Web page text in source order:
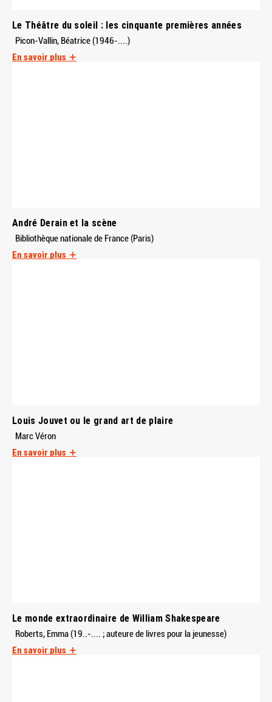
Le Théâtre du soleil : les cinquante premières années
Picon-Vallin, Béatrice (1946-....)
En savoir plus
André Derain et la scène
Bibliothèque nationale de France (Paris)
En savoir plus
Louis Jouvet ou le grand art de plaire
Marc Véron
En savoir plus
Le monde extraordinaire de William Shakespeare
Roberts, Emma (19..-.... ; auteure de livres pour la jeunesse)
En savoir plus